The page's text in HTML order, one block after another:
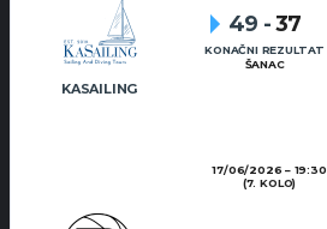
KASAILING
49 -37
KONAČNI REZULTAT
ŠANAC
17/06/2026
19:30
(7. KOLO)